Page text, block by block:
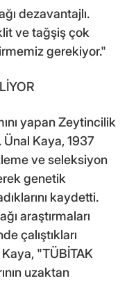
dezavantajlı.
ve tağşiş çok
gerekiyor."
yapan Zeytincilik
Kaya, 1937
ve seleksiyon
genetik
kaydetti.
araştırmaları
çalıştıkları
"TÜBİTAK
uzaktan